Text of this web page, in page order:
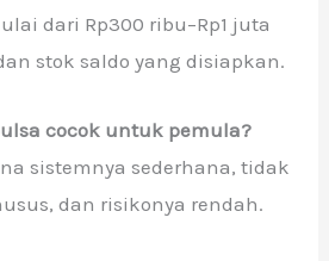
dari Rp300 ribu–Rp1 juta
stok saldo yang disiapkan.
cocok untuk pemula?
sistemnya sederhana, tidak
dan risikonya rendah.